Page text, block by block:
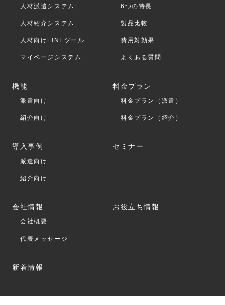
人材派遣システム
人材紹介システム
人材向けLINEツール
マイページシステム
6つの特長
製品比較
費用対効果
よくある質問
機能
派遣向け
紹介向け
料金プラン
料金プラン（派遣）
料金プラン（紹介）
導入事例
派遣向け
紹介向け
セミナー
会社情報
会社概要
代表メッセージ
お役立ち情報
新着情報